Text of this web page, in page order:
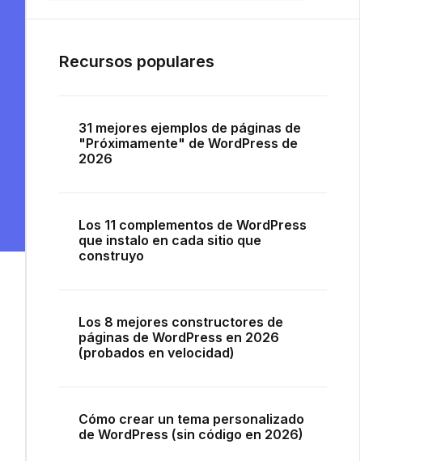
Recursos populares
31 mejores ejemplos de páginas de
"Próximamente" de WordPress de
2026
Los 11 complementos de WordPress
que instalo en cada sitio que
construyo
Los 8 mejores constructores de
páginas de WordPress en 2026
(probados en velocidad)
Cómo crear un tema personalizado
de WordPress (sin código en 2026)